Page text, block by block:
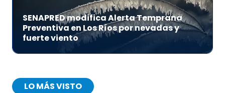
SENAPRED modifica Alerta Temprana
Preventiva en Los Ríos por nevadas y
fuerte viento
LO MÁS VISTO